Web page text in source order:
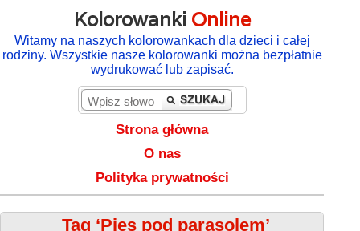
Kolorowanki Online
Witamy na naszych kolorowankach dla dzieci i całej
rodziny. Wszystkie nasze kolorowanki można bezpłatnie
wydrukować lub zapisać.
Strona główna
O nas
Polityka prywatności
Tag ‘Pies pod parasolem’